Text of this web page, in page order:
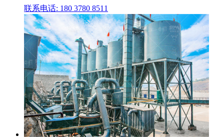
联系电话: 180 3780 8511